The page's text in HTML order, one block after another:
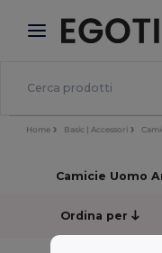
× App Egotier
Prezzi migliori
Home Basic | Accessori
Camicie Uomo
Ordina per